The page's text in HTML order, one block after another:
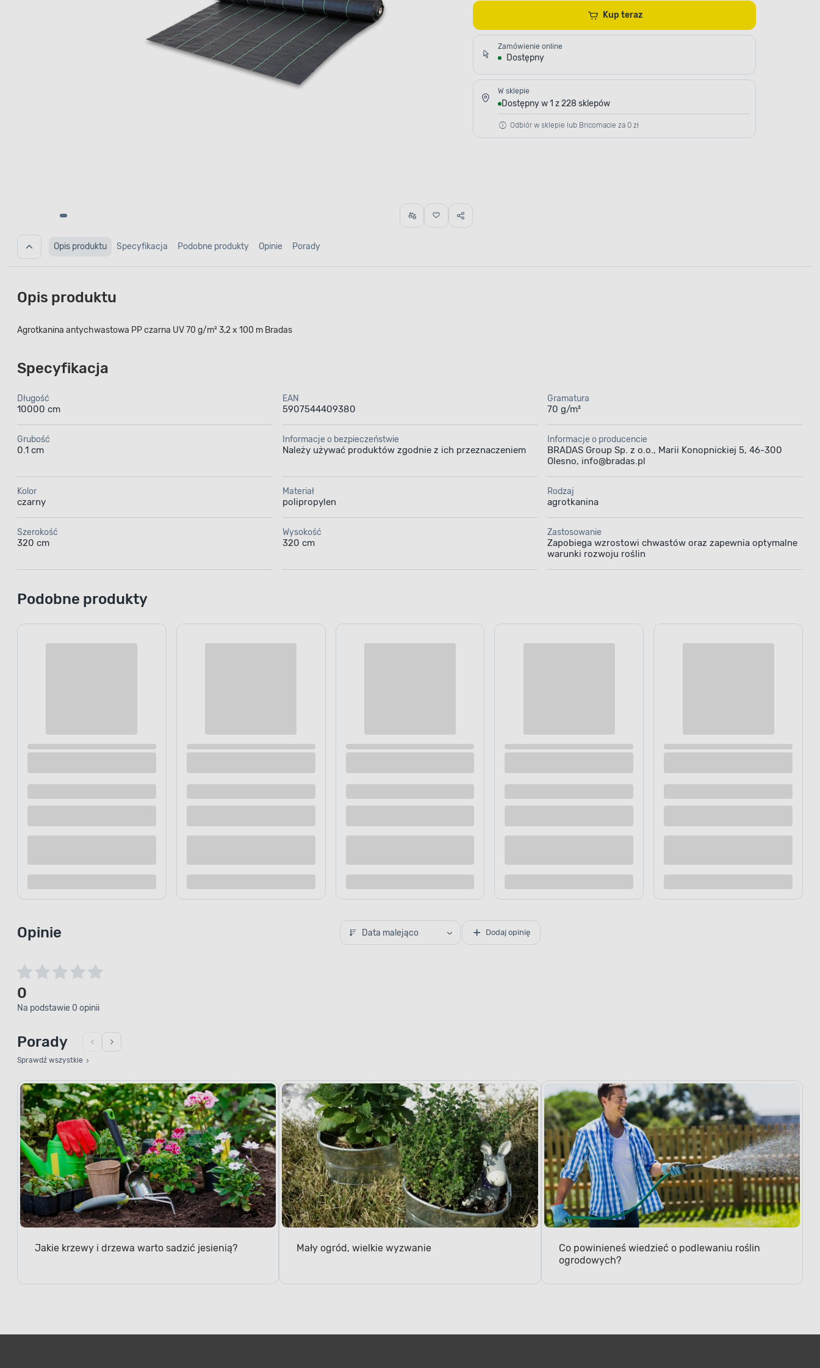
Kup teraz
Zamówienie online
Dostępny
W sklepie
Dostępny w 1 z 228 sklepów
Odbiór w sklepie lub Bricomacie za 0 zł
Opis produktu Specyfikacja Podobne produkty Opinie Porady
Opis produktu
Agrotkanina antychwastowa PP czarna UV 70 g/m² 3,2 x 100 m Bradas
Specyfikacja
Długość
10000 cm
EAN
5907544409380
Gramatura
70 g/m²
Grubość
0.1 cm
Informacje o bezpieczeństwie
Należy używać produktów zgodnie z ich przeznaczeniem
Informacje o producencie
BRADAS Group Sp. z o.o., Marii Konopnickiej 5, 46-300
Olesno, info@bradas.pl
Kolor
czarny
Materiał
polipropylen
Rodzaj
agrotkanina
Szerokość
320 cm
Wysokość
320 cm
Zastosowanie
Zapobiega wzrostowi chwastów oraz zapewnia optymalne
warunki rozwoju roślin
Podobne produkty
Dostępne z dostawą
Dostępne w sklepie
Kup teraz
Dostępne z dostawą
Dostępne w sklepie
Kup teraz
Dostępne z dostawą
Dostępne w sklepie
Kup teraz
Dostępne z dostawą
Dostępne w sklepie
Kup teraz
Data malejąco Dodaj opinię
0
Na podstawie 0 opinii
Sprawdź wszystkie
ogrodowych?